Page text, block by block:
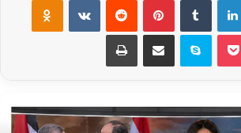
سكايب مشاركة عبر البريد طباعة